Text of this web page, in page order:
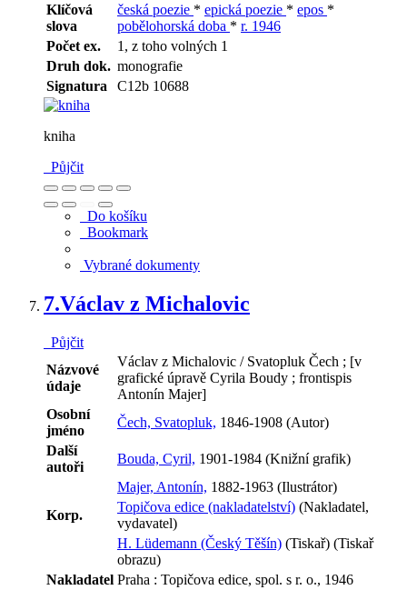
Klíčová
slova
česká poezie * epická poezie * epos *
pobělohorská doba * r. 1946
Počet ex.
1, z toho volných 1
Druh dok. monografie
Signatura
C12b 10688
kniha
Půjčit
Do košíku
Bookmark
Vybrané dokumenty
7.Václav z Michalovic
Půjčit
Názvové
údaje
Václav z Michalovic / Svatopluk Čech ; [v
grafické úpravě Cyrila Boudy ; frontispis
Antonín Majer]
Osobní
jméno
Čech, Svatopluk, 1846-1908 (Autor)
Další
autoři
Bouda, Cyril, 1901-1984 (Knižní grafik)
Majer, Antonín, 1882-1963 (Ilustrátor)
Korp.
Topičova edice (nakladatelství) (Nakladatel,
vydavatel)
H. Lüdemann (Český Těšín) (Tiskař) (Tiskař
obrazu)
Nakladatel Praha : Topičova edice, spol. s r. o., 1946